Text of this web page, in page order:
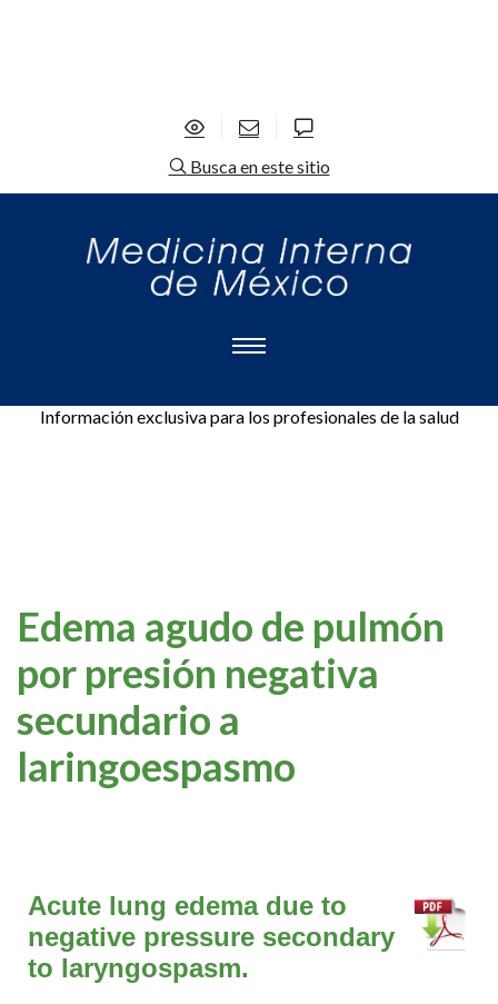
Busca en este sitio
Información exclusiva para los profesionales de la salud
Edema agudo de pulmón
por presión negativa
secundario a
laringoespasmo
Acute lung edema due to
negative pressure secondary
to laryngospasm.